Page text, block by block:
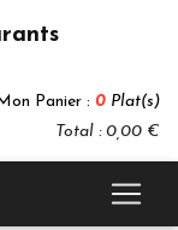
Panier : 0 Plat(s)
Total : 0,00 €